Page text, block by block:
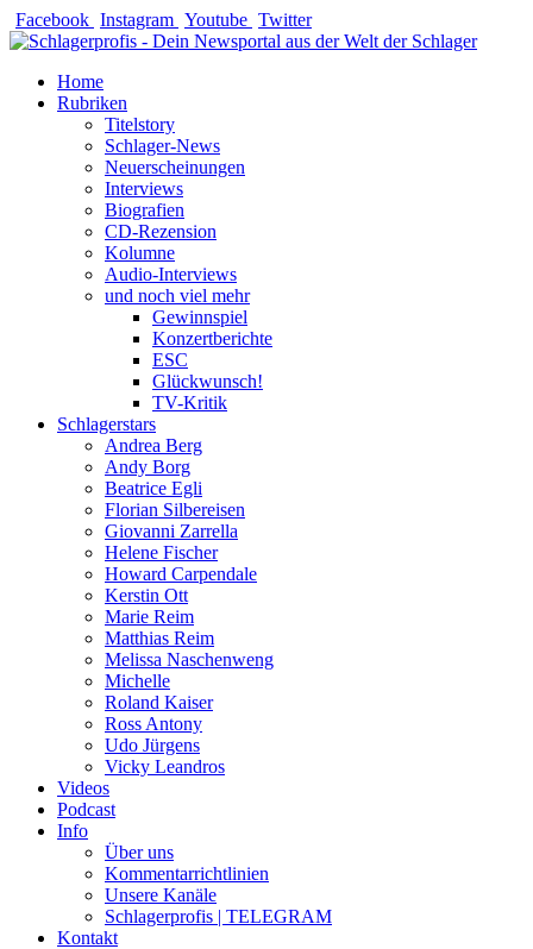
Zum
Inhalt
Facebook Instagram Youtube Twitter
Home
Rubriken
Titelstory
Schlager-News
Neuerscheinungen
Interviews
Biografien
CD-Rezension
Kolumne
Audio-Interviews
und noch viel mehr
Gewinnspiel
Konzertberichte
ESC
Glückwunsch!
TV-Kritik
Schlagerstars
Andrea Berg
Andy Borg
Beatrice Egli
Florian Silbereisen
Giovanni Zarrella
Helene Fischer
Howard Carpendale
Kerstin Ott
Marie Reim
Matthias Reim
Melissa Naschenweng
Michelle
Roland Kaiser
Ross Antony
Udo Jürgens
Vicky Leandros
Videos
Podcast
Info
Über uns
Kommentarrichtlinien
Unsere Kanäle
Schlagerprofis | TELEGRAM
Kontakt